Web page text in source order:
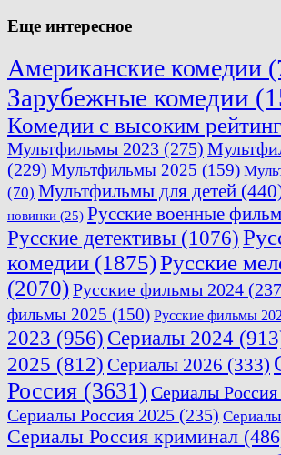
Еще интересное
Американские комедии
Зарубежные комедии
Комедии с высоким
Мультфильмы 2023 (275)
(229) Мультфильмы 2025 (159)
(70) Мультфильмы для детей
новинки (25) Русские военные
Русские детективы (1076)
комедии (1875)Русские
(2070)Русские фильмы 2024
фильмы 2025 (150) Русские фильмы
2023 (956) Сериалы 2024
2025 (812) Сериалы 2026 (333)
Россия (3631) Сериалы Россия
Сериалы Россия 2025 (235)
Сериалы Россия криминал